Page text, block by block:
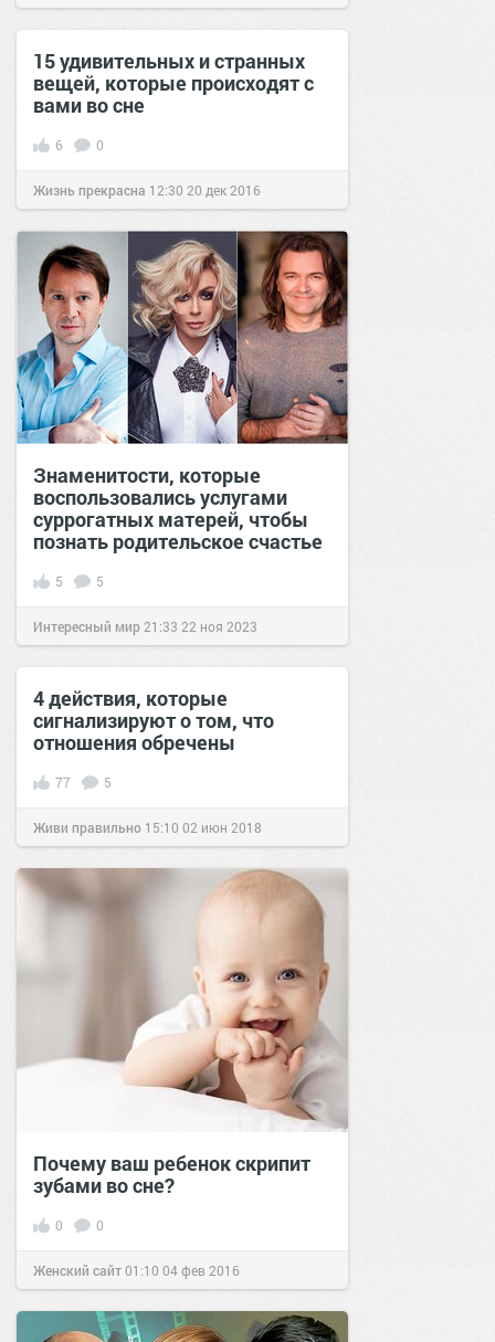
15 удивительных и странных
вещей, которые происходят с
вами во сне
6 0
Жизнь прекрасна 12:30 20 дек 2016
Знаменитости, которые
воспользовались услугами
суррогатных матерей, чтобы
познать родительское счастье
5 5
Интересный мир 21:33 22 ноя 2023
4 действия, которые
сигнализируют о том, что
отношения обречены
77 5
Живи правильно 15:10 02 июн 2018
Почему ваш ребенок скрипит
зубами во сне?
0 0
Женский сайт01:10 04 фев 2016